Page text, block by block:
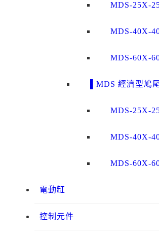
MDS-25X-
MDS-40X-
MDS-60X-
▌MDS 經濟型鳩
MDS-25X-
MDS-40X-
MDS-60X-
電動缸
控制元件